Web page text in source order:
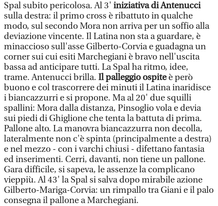
Spal subito pericolosa. Al 3' iniziativa di Antenucci
sulla destra: il primo cross è ribattuto in qualche
modo, sul secondo Mora non arriva per un soffio alla
deviazione vincente. Il Latina non sta a guardare, è
minaccioso sull'asse Gilberto-Corvia e guadagna un
corner sui cui esiti Marchegiani è bravo nell'uscita
bassa ad anticipare tutti. La Spal ha ritmo, idee,
trame. Antenucci brilla. Il palleggio ospiteè però
buono e col trascorrere dei minuti il Latina inaridisce
i biancazzurri e si propone. Ma al 20' due squilli
spallini: Mora dalla distanza, Pinsoglio vola e devia
sui piedi di Ghiglione che tenta la battuta di prima.
Pallone alto. La manovra biancazzurra non decolla,
lateralmente non c'è spinta (principalmente a destra)
e nel mezzo - con i varchi chiusi - difettano fantasia
ed inserimenti. Cerri, davanti, non tiene un pallone.
Gara difficile, si sapeva, le assenze la complicano
vieppiù. Al 43' la Spal si salva dopo mirabile azione
Gilberto-Mariga-Corvia: un rimpallo tra Giani e il palo
consegna il pallone a Marchegiani.